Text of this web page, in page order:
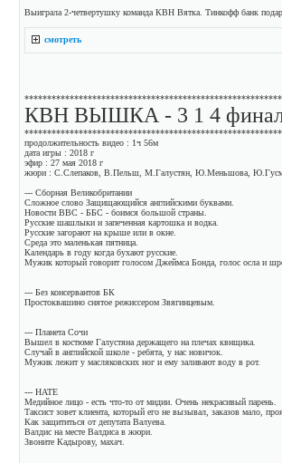
Выиграла 2-четвертушку команда КВН Вятка. Тинкофф банк
смотреть
КВН ВЫШКА - 3 1 4
продолжительность видео : 1ч 56м
дата игры : 2018 г
эфир : 27 мая 2018 г
жюри : С.Слепаков, В.Пельш, М.Галустян, Ю.Меньшова,
--- Сборная Великобритании
Сложное слово Защищающийся английскими буквами.
Новости BBC - ББС - боимся большой страны.
Русские шашлыки и запеченная картошка и водка.
Русские загорают на крыше или в окне.
Среда это маленькая пятница.
Календарь в году когда бухают русские.
Мужик который говорит голосом Джеймса Бонда, голос осла и
--- Без консервантов БК
Простоквашино снятое режиссером Звягинцевым.
--- Планета Сочи
Вышел в костюме Галустяна держащего на плечах квнщика.
Случай в английской школе - ребята, у нас новичок.
Мужик лежит у масляковских ног и ему заливают воду в рот.
--- НАТЕ
Медийное лицо - есть что-то от мидии. Очень некрасивый парень.
Таксист зовет клиента, который его не вызывал, заказов мало,
Как защититься от депутата Валуева.
Валдис на месте Валдиса в жюри.
Звоните Кадырову, махач.